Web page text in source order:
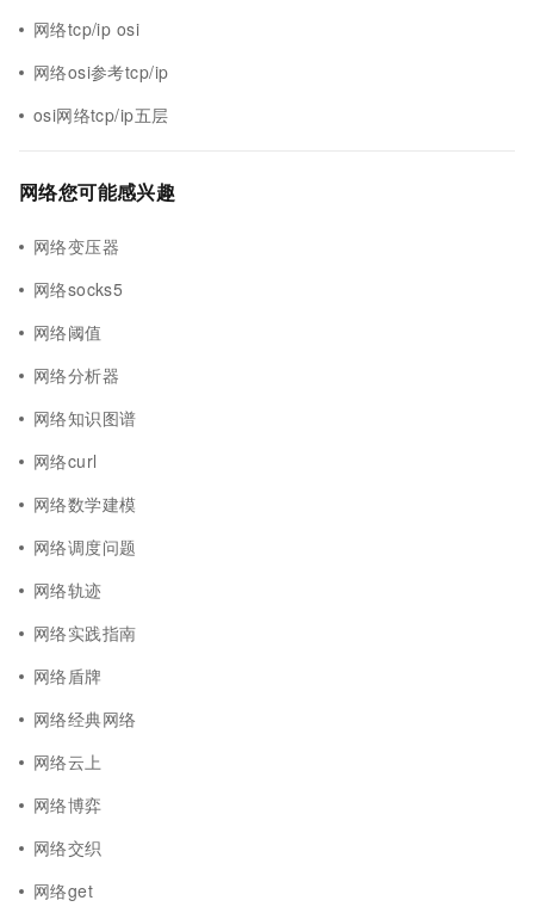
网络tcp/ip osi
网络osi参考tcp/ip
osi网络tcp/ip五层
网络您可能感兴趣
网络变压器
网络socks5
网络阈值
网络分析器
网络知识图谱
网络curl
网络数学建模
网络调度问题
网络轨迹
网络实践指南
网络盾牌
网络经典网络
网络云上
网络博弈
网络交织
网络get